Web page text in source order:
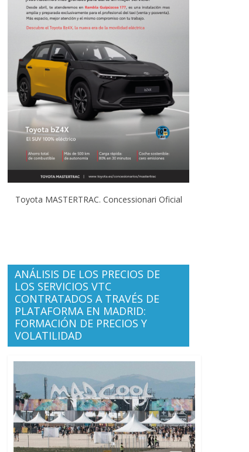
Toyota MASTERTRAC. Concessionari Oficial
ANÁLISIS DE LOS PRECIOS DE
LOS SERVICIOS VTC
CONTRATADOS A TRAVÉS DE
PLATAFORMA EN MADRID:
FORMACIÓN DE PRECIOS Y
VOLATILIDAD